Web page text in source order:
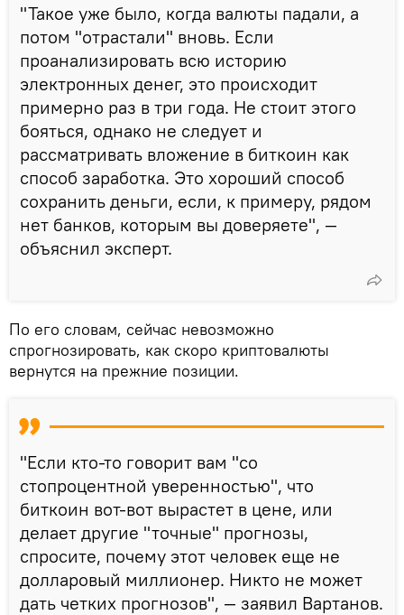
"Такое уже было, когда валюты падали, а
потом "отрастали" вновь. Если
проанализировать всю историю
электронных денег, это происходит
примерно раз в три года. Не стоит этого
бояться, однако не следует и
рассматривать вложение в биткоин как
способ заработка. Это хороший способ
сохранить деньги, если, к примеру, рядом
нет банков, которым вы доверяете", —
объяснил эксперт.
По его словам, сейчас невозможно
спрогнозировать, как скоро криптовалюты
вернутся на прежние позиции.
"Если кто-то говорит вам "со
стопроцентной уверенностью", что
биткоин вот-вот вырастет в цене, или
делает другие "точные" прогнозы,
спросите, почему этот человек еще не
долларовый миллионер. Никто не может
дать четких прогнозов", — заявил Вартанов.